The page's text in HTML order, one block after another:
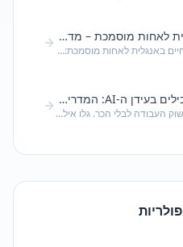
איך לכתוב קורות חיים באנגלית לאחות מוסמכת – מדריך
מדריך מקיף ומעשי לכתיבת קורות חיים באנגלית לאחות מוסמכת: מבנה נכון, מילות מפתח, דוגמאות ועצות מקצועיות שיעזרו לך להצטיין בשוק העבודה הבינלאומי.
100 המקצועות המובילים בעידן ה-AI: המדריך המלא לקריירה וחוסן תעסוקתי ב-2026
מהפכת ה-AI משנה את שוק העבודה לבלי הכר. גלו אילו 100 מקצועות יהיו הכי מבוקשים ב-2026, מה להדגיש בקורות החיים שלכם, ואיך להפוך את השינוי הטכנולוגי להזדמנות קריירה אמיתית.